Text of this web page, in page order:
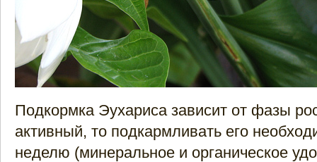
Подкормка Эухариса зависит от фазы
активный, то подкармливать его
неделю (минеральное и органическое